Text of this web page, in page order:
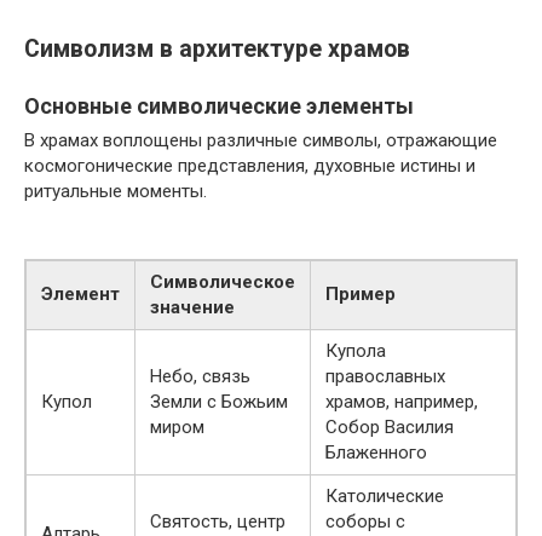
Символизм в архитектуре храмов
Основные символические элементы
В храмах воплощены различные символы, отражающие
космогонические представления, духовные истины и
ритуальные моменты.
Элемент
Символическое
значение
Пример
Купол
Небо, связь
Земли с Божьим
миром
Купола
православных
храмов, например,
Собор Василия
Блаженного
Святость, центр
Католические
соборы с